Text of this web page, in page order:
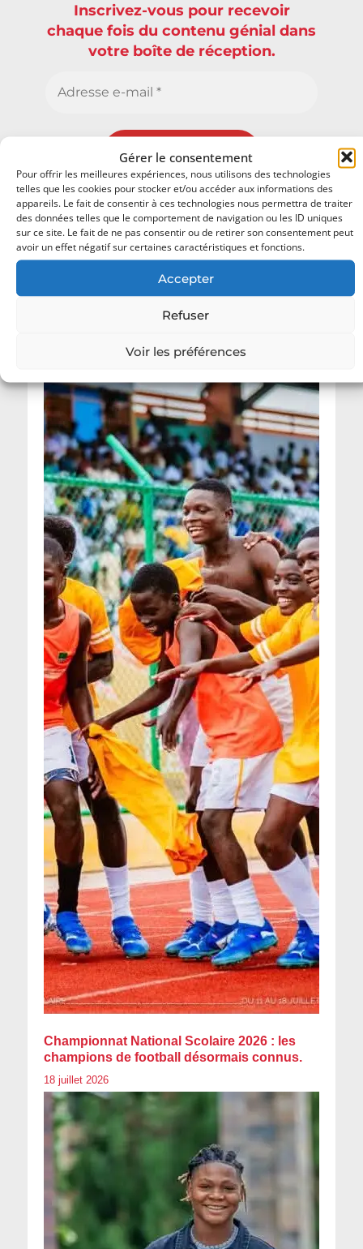
Gérer le consentement
Pour offrir les meilleures expériences, nous utilisons des technologies
telles que les cookies pour stocker et/ou accéder aux informations des
appareils. Le fait de consentir à ces technologies nous permettra de traiter
des données telles que le comportement de navigation ou les ID uniques
sur ce site. Le fait de ne pas consentir ou de retirer son consentement peut
avoir un effet négatif sur certaines caractéristiques et fonctions.
Accepter
Refuser
Voir les préférences
Inscrivez-vous pour recevoir
chaque fois du contenu génial dans
votre boîte de réception.
Vos données ne seront pas diffusées !
Consultez notrepolitique de confidentialité
pour plus d’informations.
Championnat National Scolaire 2026 : les
champions de football désormais connus.
18 juillet 2026